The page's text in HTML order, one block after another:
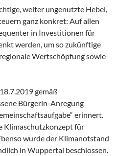
weiter ungenutzte Hebel,
ganz konkret: Auf allen
in Investitionen für
werden, um so zukünftige
Wertschöpfung sowie
gemäß
Bürgerin-Anregung
erinnert.
Klimaschutzkonzept für
wurde der Klimanotstand
in Wuppertal beschlossen.